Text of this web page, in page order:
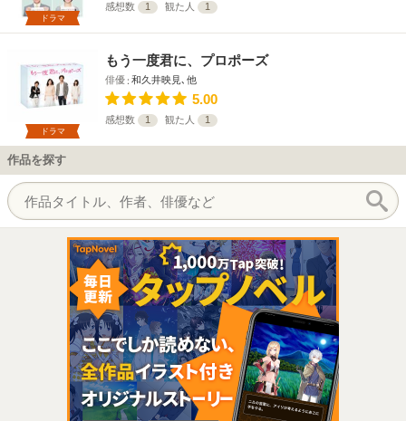
ドラマ
感想数 1 観た人 1
ドラマ
もう一度君に、プロポーズ
俳優 和久井映見､他
5.00
感想数 1 観た人 1
作品を探す